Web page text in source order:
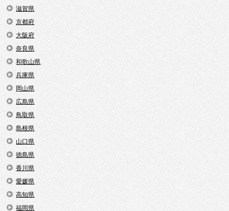
滋賀県
京都府
大阪府
奈良県
和歌山県
兵庫県
岡山県
広島県
鳥取県
島根県
山口県
徳島県
香川県
愛媛県
高知県
福岡県